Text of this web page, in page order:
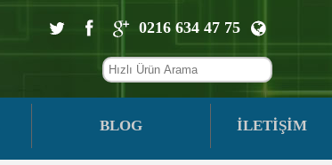
0216 634 47 75
BLOG İLETİŞİM